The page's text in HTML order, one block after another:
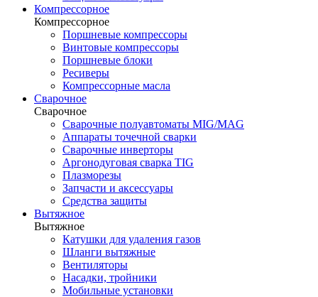
Компрессорное
Компрессорное
Поршневые компрессоры
Винтовые компрессоры
Поршневые блоки
Ресиверы
Компрессорные масла
Сварочное
Сварочное
Сварочные полуавтоматы MIG/MAG
Аппараты точечной сварки
Сварочные инверторы
Аргонодуговая сварка TIG
Плазморезы
Запчасти и аксессуары
Средства защиты
Вытяжное
Вытяжное
Катушки для удаления газов
Шланги вытяжные
Вентиляторы
Насадки, тройники
Мобильные установки